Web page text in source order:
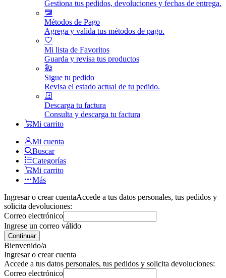
Gestiona tus pedidos, devoluciones y fechas de entrega.
Métodos de Pago
Agrega y valida tus métodos de pago.
Mi lista de Favoritos
Guarda y revisa tus productos
Sigue tu pedido
Revisa el estado actual de tu pedido.
Descarga tu factura
Consulta y descarga tu factura
Mi carrito
Mi cuenta
Buscar
Categorías
Mi carrito
Más
Ingresar o crear cuentaAccede a tus datos personales, tus pedidos y
solicita devoluciones:
Correo electrónico
Ingrese un correo válido
Continuar
Bienvenido/a
Ingresar o crear cuenta
Accede a tus datos personales, tus pedidos y solicita devoluciones:
Correo electrónico